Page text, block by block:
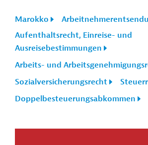
Marokko
Aufenthaltsrecht, Einreise- und
Ausreisebestimmungen
Arbeits- und
Sozialversicherungsrecht
Doppelbesteuerungsabkommen